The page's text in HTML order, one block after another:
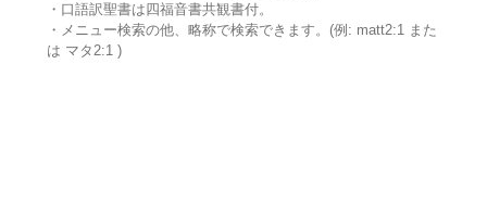
・口語訳聖書は四福音書共観書付。
・メニュー検索の他、略称で検索できます。(例: matt2:1 また
は マタ2:1 )